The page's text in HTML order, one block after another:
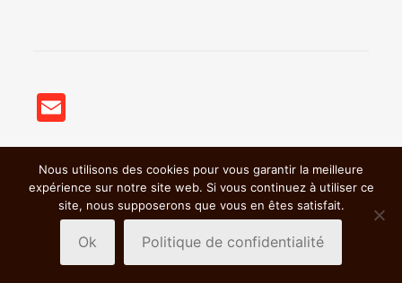
Email
© 2018 BSC VTT St Germain Nuelles | Mentions légales &
Politiques de confidentialité|
Nous utilisons des cookies pour vous garantir la meilleure
expérience sur notre site web. Si vous continuez à utiliser ce
site, nous supposerons que vous en êtes satisfait.
Ok Politique de confidentialité